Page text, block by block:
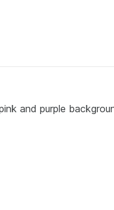
and purple